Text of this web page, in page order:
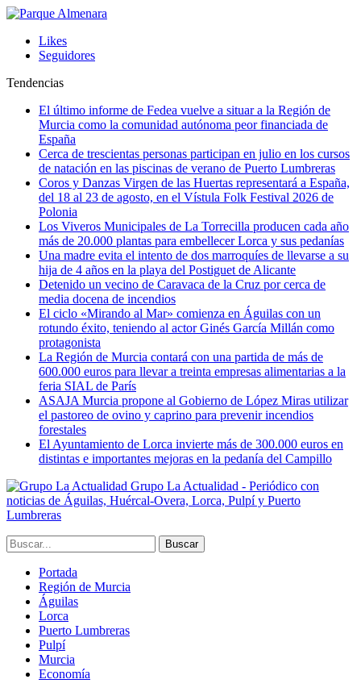
Likes
Seguidores
Tendencias
El último informe de Fedea vuelve a situar a la Región de
Murcia como la comunidad autónoma peor financiada de
España
Cerca de trescientas personas participan en julio en los cursos
de natación en las piscinas de verano de Puerto Lumbreras
Coros y Danzas Virgen de las Huertas representará a España,
del 18 al 23 de agosto, en el Vístula Folk Festival 2026 de
Polonia
Los Viveros Municipales de La Torrecilla producen cada año
más de 20.000 plantas para embellecer Lorca y sus pedanías
Una madre evita el intento de dos marroquíes de llevarse a su
hija de 4 años en la playa del Postiguet de Alicante
Detenido un vecino de Caravaca de la Cruz por cerca de
media docena de incendios
El ciclo «Mirando al Mar» comienza en Águilas con un
rotundo éxito, teniendo al actor Ginés García Millán como
protagonista
La Región de Murcia contará con una partida de más de
600.000 euros para llevar a treinta empresas alimentarias a la
feria SIAL de París
ASAJA Murcia propone al Gobierno de López Miras utilizar
el pastoreo de ovino y caprino para prevenir incendios
forestales
El Ayuntamiento de Lorca invierte más de 300.000 euros en
distintas e importantes mejoras en la pedanía del Campillo
Grupo La Actualidad - Periódico con
noticias de Águilas, Huércal-Overa, Lorca, Pulpí y Puerto
Lumbreras
Portada
Región de Murcia
Águilas
Lorca
Puerto Lumbreras
Pulpí
Murcia
Economía